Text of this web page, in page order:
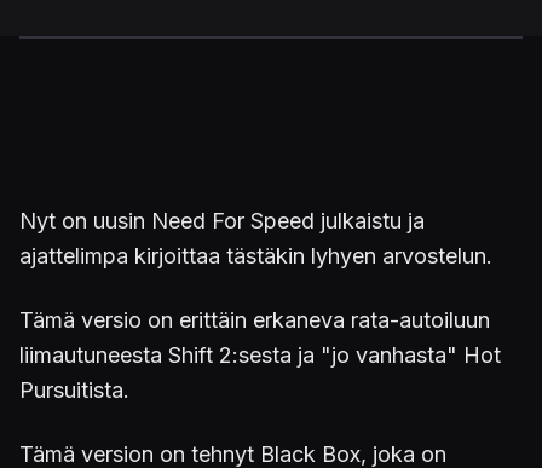
Nyt on uusin Need For Speed julkaistu ja
ajattelimpa kirjoittaa tästäkin lyhyen arvostelun.
Tämä versio on erittäin erkaneva rata-autoiluun
liimautuneesta Shift 2:sesta ja "jo vanhasta" Hot
Pursuitista.
Tämä version on tehnyt Black Box, joka on